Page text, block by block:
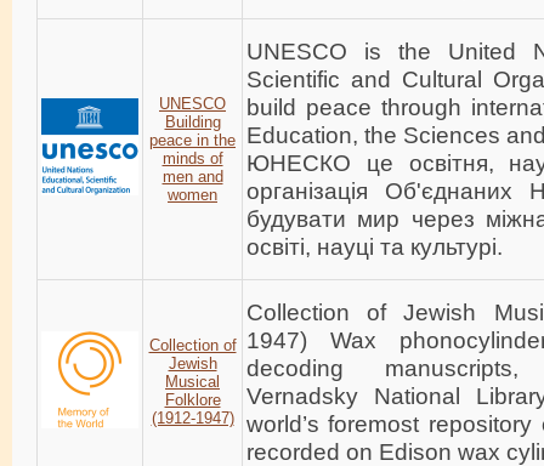
UNESCO
Building
peace in the
minds of
men and
women
UNESCO is the United
Scientific and Cultural
build peace through
Education, the Sciences
ЮНЕСКО це освітня,
організація Об'єднаних
будувати мир через
освіті, науці та культурі.
Collection of
Jewish
Musical
Folklore
(1912-1947)
Collection of Jewish
1947) Wax
decoding
Vernadsky National
world’s foremost
recorded on Edison wax